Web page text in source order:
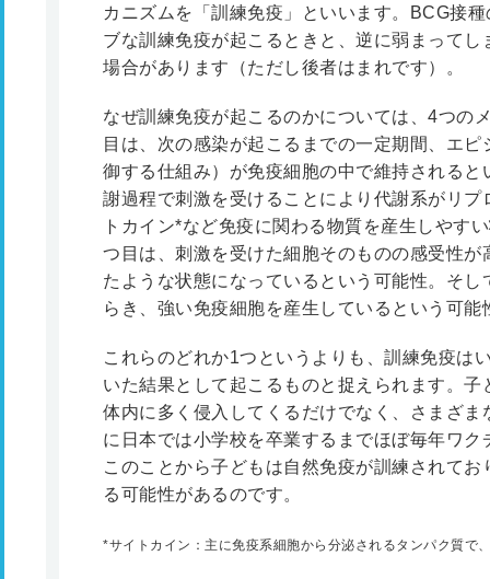
カニズムを「訓練免疫」といいます。BCG接
ブな訓練免疫が起こるときと、逆に弱まって
場合があります（ただし後者はまれです）。
なぜ訓練免疫が起こるのかについては、4つの
目は、次の感染が起こるまでの一定期間、エ
御する仕組み）が免疫細胞の中で維持される
謝過程で刺激を受けることにより代謝系がリ
トカイン*など免疫に関わる物質を産生しやす
つ目は、刺激を受けた細胞そのものの感受性
たような状態になっているという可能性。そ
らき、強い免疫細胞を産生しているという可能
これらのどれか1つというよりも、訓練免疫は
いた結果として起こるものと捉えられます。
体内に多く侵入してくるだけでなく、さまざ
に日本では小学校を卒業するまでほぼ毎年ワ
このことから子どもは自然免疫が訓練されて
る可能性があるのです。
*サイトカイン：主に免疫系細胞から分泌されるタンパク質で